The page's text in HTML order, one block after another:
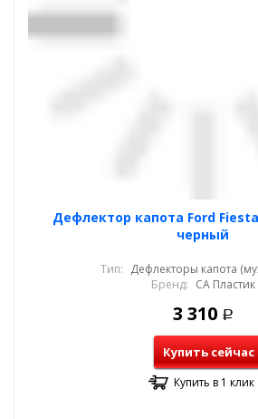
Дефлектор капота Ford
черный
Тип: Дефлекторы капота
Бренд: СА Пластик
3 310 Р
Купить сейчас
Купить в 1 клик